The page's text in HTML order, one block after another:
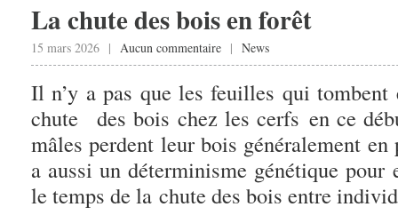
La chute des bois en forêt
15 mars 2026 | Aucun commentaire | News
Il n’y a pas que les feuilles qui
chute des bois chez les cerfs en ce
mâles perdent leur bois généralement
a aussi un déterminisme génétique
le temps de la chute des bois entre